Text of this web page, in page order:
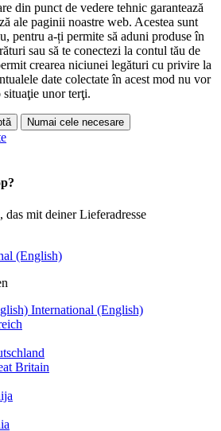
din punct de vedere tehnic garantează
ale paginii noastre web. Acestea sunt
pentru a-ți permite să aduni produse în
sau să te conectezi la contul tău de
crearea niciunei legături cu privire la
date colectate în acest mod nu vor
unor terţi.
Numai cele necesare
, das mit deiner Lieferadresse
(English)
International (English)
Britain